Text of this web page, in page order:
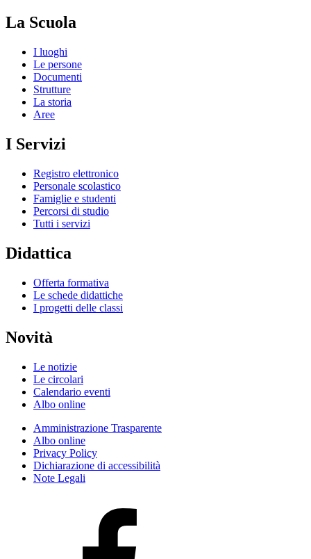
La Scuola
I luoghi
Le persone
Documenti
Strutture
La storia
Aree
I Servizi
Registro elettronico
Personale scolastico
Famiglie e studenti
Percorsi di studio
Tutti i servizi
Didattica
Offerta formativa
Le schede didattiche
I progetti delle classi
Novità
Le notizie
Le circolari
Calendario eventi
Albo online
Amministrazione Trasparente
Albo online
Privacy Policy
Dichiarazione di accessibilità
Note Legali